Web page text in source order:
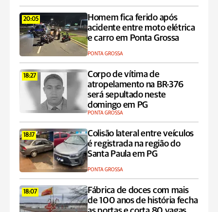
20:05
Homem fica ferido após
acidente entre moto elétrica
e carro em Ponta Grossa
PONTA GROSSA
18:27
Corpo de vítima de
atropelamento na BR-376
será sepultado neste
domingo em PG
PONTA GROSSA
18:17
Colisão lateral entre veículos
é registrada na região do
Santa Paula em PG
PONTA GROSSA
18:07
Fábrica de doces com mais
de 100 anos de história fecha